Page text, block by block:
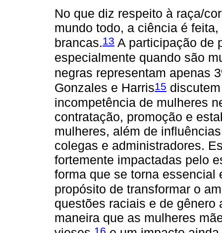
No que diz respeito à raça/
mundo todo, a ciência é
brancas.13 A participação de
especialmente quando são
negras representam apenas
Gonzales e Harris15
incompetência de mulheres
contratação, promoção e
mulheres, além de
colegas e administradores.
fortemente impactadas pelo
forma que se torna essencial
propósito de transformar o
questões raciais e de
maneira que as mulheres